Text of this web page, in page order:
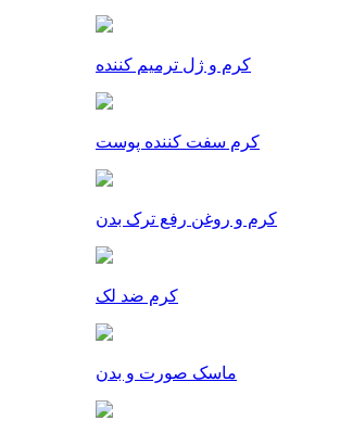
کرم و ژل ترمیم کننده
کرم سفت کننده پوست
کرم و روغن رفع ترک بدن
کرم ضد لک
ماسک صورت و بدن